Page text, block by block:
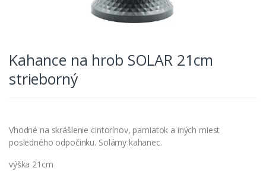
Kahance na hrob SOLAR 21cm
strieborný
Vhodné na skrášlenie cintorínov, pamiatok a iných miest
posledného odpočinku. Solárny kahanec.
výška 21cm